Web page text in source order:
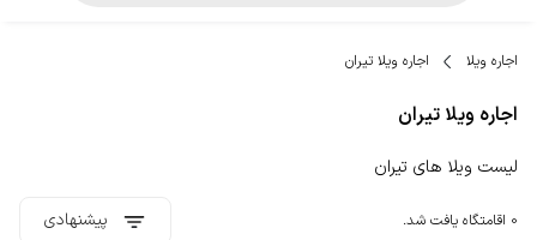
اجاره ویلا اجاره ویلا تیران
اجاره ویلا تیران
لیست ویلا های تیران
0 اقامتگاه یافت شد. پیشنهادی